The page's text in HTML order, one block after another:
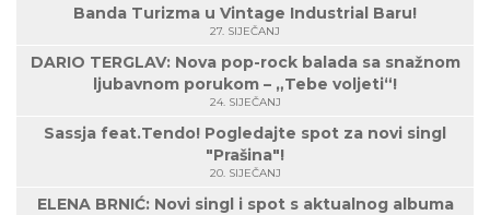
Banda Turizma u Vintage Industrial Baru!
27. SIJEČANJ
DARIO TERGLAV: Nova pop-rock balada sa snažnom
ljubavnom porukom – „Tebe voljeti“!
24. SIJEČANJ
Sassja feat.Tendo! Pogledajte spot za novi singl
"Prašina"!
20. SIJEČANJ
ELENA BRNIĆ: Novi singl i spot s aktualnog albuma